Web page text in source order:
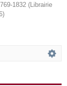
1832 ( Librairie
)